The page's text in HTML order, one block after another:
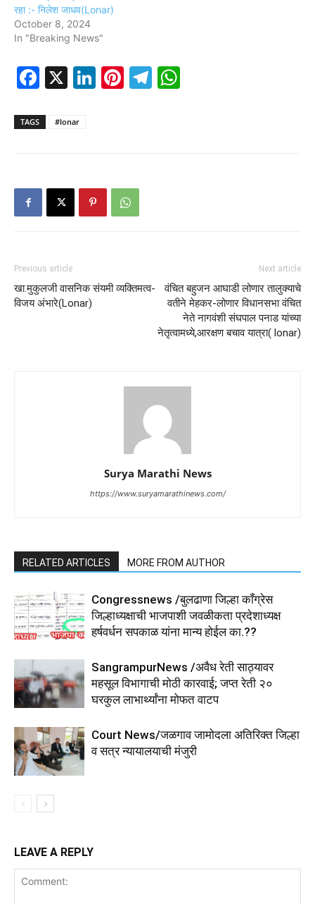
रहा :- निलेश जाधव(Lonar)
October 8, 2024
In "Breaking News"
Facebook
X LinkedIn
Pinterest
Telegram
TAGS #lonar
Previous article
खा.मुकुलजी वासनिक संयमी व्यक्तिमत्व-
विजय अंभारे(Lonar)
Next article
वंचित बहुजन आघाडी लोणार तालुक्याचे
वतीने मेहकर-लोणार विधानसभा वंचित
नेते नागवंशी संघपाल पनाड यांच्या
नेतृत्वामध्ये,आरक्षण‌ बचाव यात्रा( lonar)
Surya Marathi News
https://www.suryamarathinews.com/
RELATED ARTICLES MORE FROM AUTHOR
Congressnews /बुलढाणा जिल्हा कॉंग्रेस
जिल्हाध्यक्षाची भाजपाशी जवळीकता प्रदेशाध्यक्ष
हर्षवर्धन सपकाळ यांना मान्य होईल का.??
SangrampurNews /अवैध रेती साठ्यावर
महसूल विभागाची मोठी कारवाई; जप्त रेती २०
घरकुल लाभार्थ्यांना मोफत वाटप
Court News/जळगाव जामोदला अतिरिक्त जिल्हा
व सत्र न्यायालयाची मंजुरी
LEAVE A REPLY